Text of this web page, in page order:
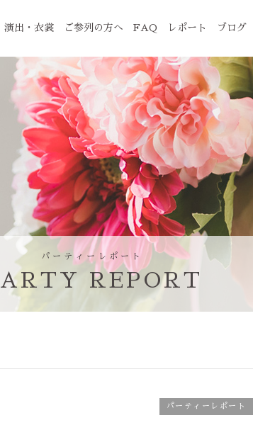
演出・衣裳 ご参列の方へ FAQ レポート ブログ
パーティーレポート
PARTY REPORT
パーティーレポート